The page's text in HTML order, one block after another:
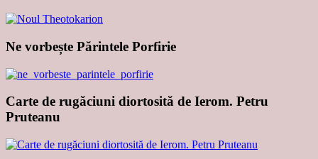
Ne vorbește Părintele Porfirie
Carte de rugăciuni diortosită de Ierom. Petru
Pruteanu